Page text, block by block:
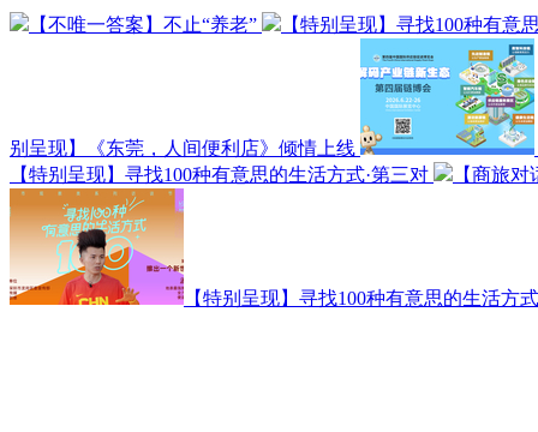
【不唯一答案】不止“养老” 【特别呈现】寻找100种有意
别呈现】《东莞，人间便利店》倾情上线
【特别呈现】寻找100种有意思的生活方式·第三对
【商旅
【特别呈现】寻找100种有意思的生活方